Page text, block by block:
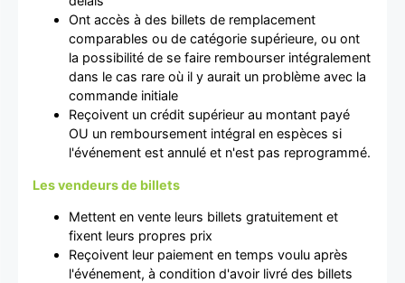
Ont accès à des billets de remplacement
comparables ou de catégorie supérieure, ou ont
la possibilité de se faire rembourser intégralement
dans le cas rare où il y aurait un problème avec la
commande initiale
Reçoivent un crédit supérieur au montant payé
OU un remboursement intégral en espèces si
l'événement est annulé et n'est pas reprogrammé.
Les vendeurs de billets
Mettent en vente leurs billets gratuitement et
fixent leurs propres prix
Reçoivent leur paiement en temps voulu après
l'événement, à condition d'avoir livré des billets